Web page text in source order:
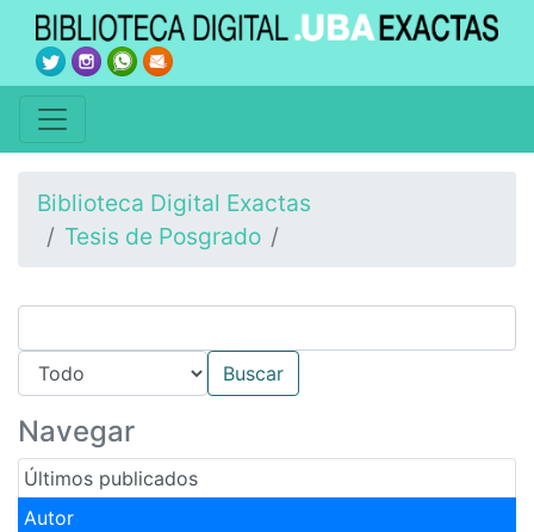
Biblioteca Digital Exactas
Tesis de Posgrado
Navegar
Últimos publicados
Autor